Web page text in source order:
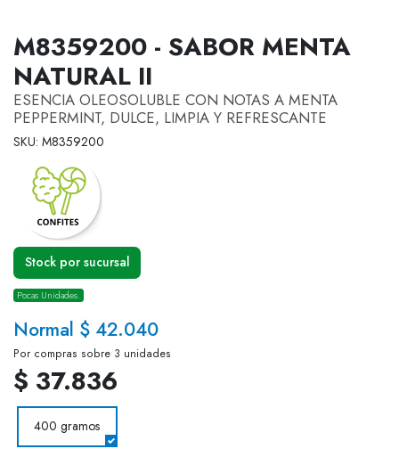
M8359200 - SABOR MENTA
NATURAL II
ESENCIA OLEOSOLUBLE CON NOTAS A MENTA
PEPPERMINT, DULCE, LIMPIA Y REFRESCANTE
SKU: M8359200
Stock por sucursal
Pocas Unidades.
Normal $ 42.040
Por compras sobre 3 unidades
$ 37.836
400 gramos